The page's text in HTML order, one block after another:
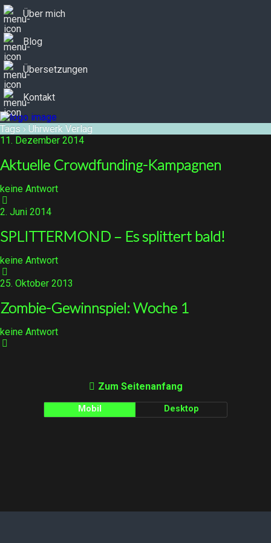
Über mich
Blog
Übersetzungen
Kontakt
Tags › Uhrwerk Verlag
11. Dezember 2014
Aktuelle Crowdfunding-Kampagnen
keine Antwort
2. Juni 2014
SPLITTERMOND – Es splittert bald!
keine Antwort
25. Oktober 2013
Zombie-Gewinnspiel: Woche 1
keine Antwort
Zum Seitenanfang
Mobil Desktop